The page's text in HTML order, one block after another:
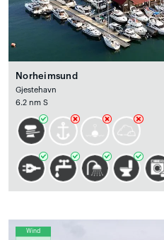
Norheimsund
Gjestehavn
6.2 nm S
Wind